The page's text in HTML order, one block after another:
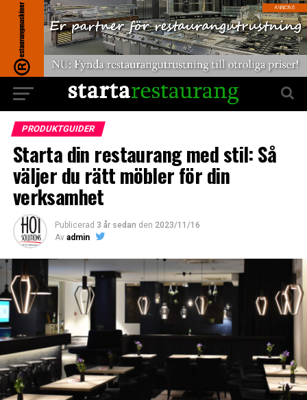
PRODUKTGUIDER
Starta din restaurang med stil: Så
väljer du rätt möbler för din
verksamhet
Publicerad 3 år sedan den 2023/11/16
Av admin